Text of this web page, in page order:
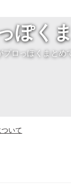
ぽく
ロっぽくまとめ
いて